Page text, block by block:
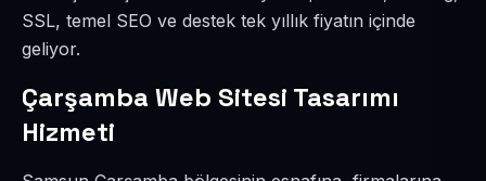
SSL, temel SEO ve destek tek yıllık fiyatın içinde
geliyor.
Çarşamba Web Sitesi Tasarımı
Hizmeti